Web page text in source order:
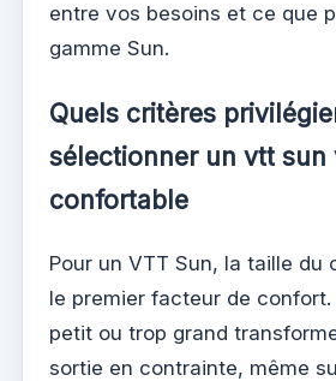
entre vos besoins et ce que
gamme Sun.
Quels critères
sélectionner un vtt sun
confortable
Pour un VTT Sun, la taille du
le premier facteur de
petit ou trop grand
sortie en contrainte, même